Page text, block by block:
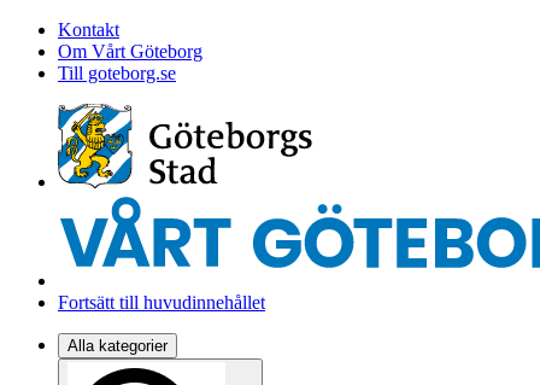
Kontakt
Om Vårt Göteborg
Till goteborg.se
Fortsätt till huvudinnehållet
Alla kategorier